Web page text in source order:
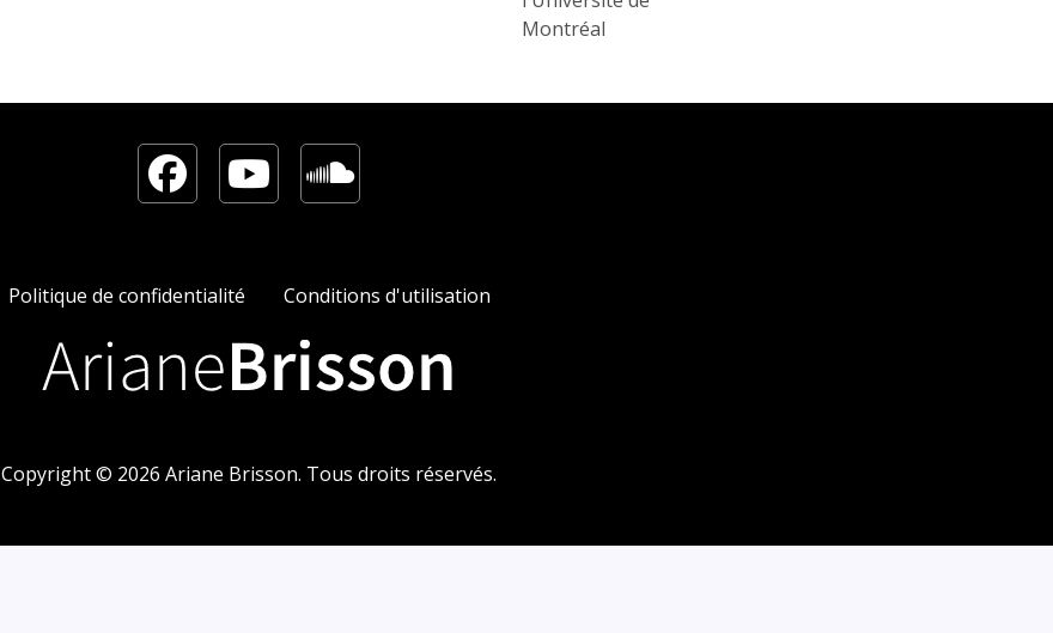
Facebook
YouTube
Soundcloud
Politique de confidentialité Conditions d'utilisation
Copyright © 2026 Ariane Brisson. Tous droits réservés.